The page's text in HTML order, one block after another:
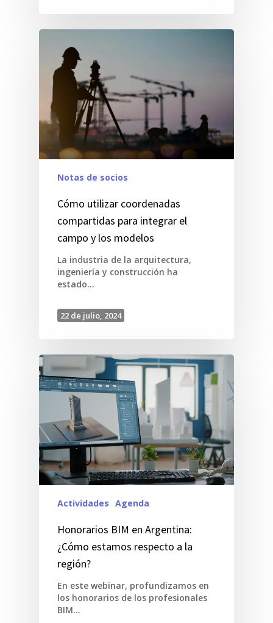
Notas de socios
Cómo utilizar coordenadas
compartidas para integrar el
campo y los modelos
La industria de la arquitectura,
ingeniería y construcción ha
estado…
22 de julio, 2024
Actividades Agenda
Honorarios BIM en Argentina:
¿Cómo estamos respecto a la
región?
En este webinar, profundizamos en
los honorarios de los profesionales
BIM…